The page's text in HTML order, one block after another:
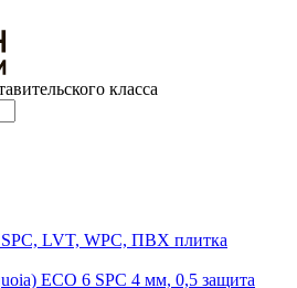
класса
LVT, WPC, ПВХ плитка
ECO 6 SPC 4 мм, 0,5 защита